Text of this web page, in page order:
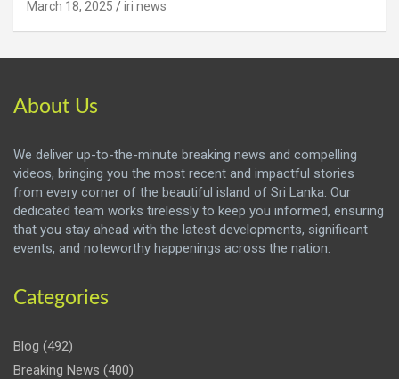
March 18, 2025 iri news
About Us
We deliver up-to-the-minute breaking news and compelling
videos, bringing you the most recent and impactful stories
from every corner of the beautiful island of Sri Lanka. Our
dedicated team works tirelessly to keep you informed, ensuring
that you stay ahead with the latest developments, significant
events, and noteworthy happenings across the nation.
Categories
Blog (492)
Breaking News (400)